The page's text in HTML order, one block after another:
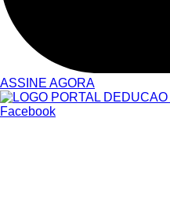
ASSINE AGORA
Facebook